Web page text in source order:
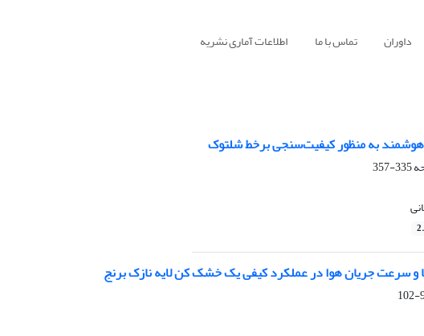
داوران تماس با ما اطلاعات آماری نشریه
هوشمند به منظور کیفیت‌سنجی برخط شلتوک
335-357
و سرعت جریان هوا در عملکرد کیفی یک خشک کن لایه نازک برنج